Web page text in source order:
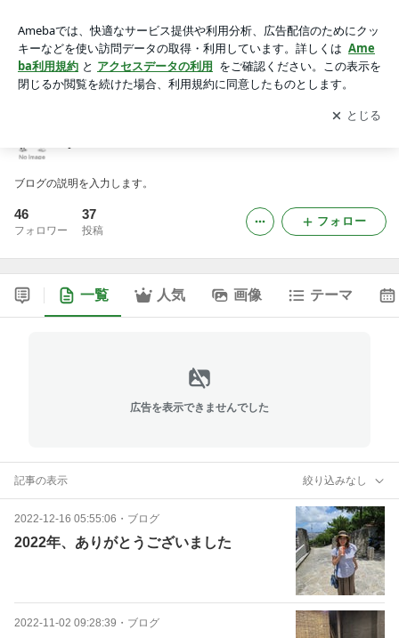
アプリをダウンロードして ブログの更新通知
を受け取りまし
ょう。
開く
ブログの説明を入力します。
46
フォロワー
37
投稿
フォロー
一覧 人気 画像 テーマ
広告を表示できませんでした
記事の表示 絞り込みなし
2022-12-16 05:55:06 ・ ブログ
2022年、ありがとうございました
2022-11-02 09:28:39 ・ ブログ